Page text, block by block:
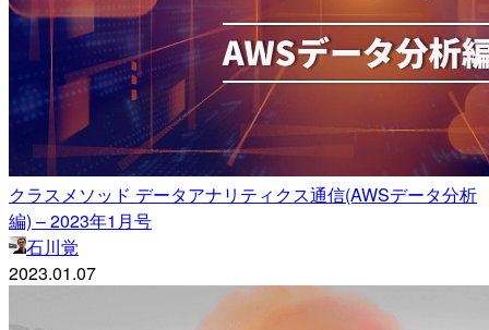
クラスメソッド データアナリティクス通信(AWSデータ分析
編) – 2023年1月号
石川覚
2023.01.07